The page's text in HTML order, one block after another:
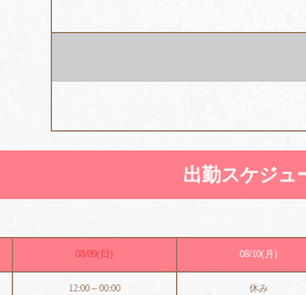
出勤スケジュ
08/09(日) 08/10(月)
12:00～00:00 休み